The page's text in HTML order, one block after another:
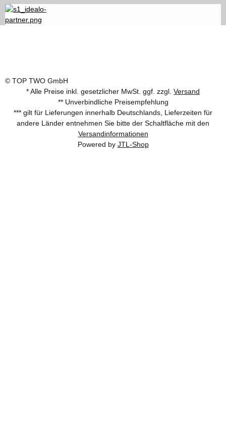
© TOP TWO GmbH
* Alle Preise inkl. gesetzlicher MwSt. ggf. zzgl. Versand
** Unverbindliche Preisempfehlung
*** gilt für Lieferungen innerhalb Deutschlands, Lieferzeiten für
andere Länder entnehmen Sie bitte der Schaltfläche mit den
Versandinformationen
Powered by JTL-Shop